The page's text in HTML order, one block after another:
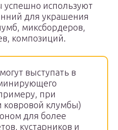
успешно используют
для украшения
миксбордеров,
композиций.
выступать в
при
клумбы)
для более
кустарников и